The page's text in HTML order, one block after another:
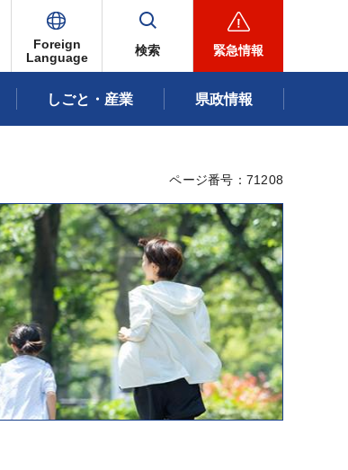
Foreign
Language
検索 緊急情報
しごと・産業 県政情報
ページ番号：71208